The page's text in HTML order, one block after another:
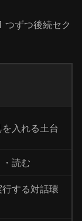
つずつ後続セク
入れる土台
読む
する対話環